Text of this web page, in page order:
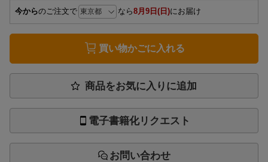
今からのご注文で なら8月9日(日)にお届け
買い物かごに入れる
商品をお気に入りに追加
電子書籍化リクエスト
お問い合わせ